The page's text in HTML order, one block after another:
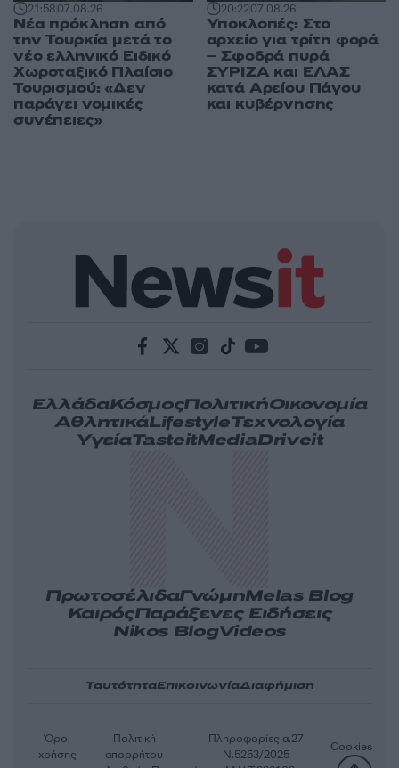
21:5807.08.26
Νέα πρόκληση από
την Τουρκία μετά το
νέο ελληνικό Ειδικό
Χωροταξικό Πλαίσιο
Τουρισμού: «Δεν
παράγει νομικές
συνέπειες»
20:2207.08.26
Υποκλοπές: Στο
αρχείο για τρίτη φορά
– Σφοδρά πυρά
ΣΥΡΙΖΑ και ΕΛΑΣ
κατά Αρείου Πάγου
και κυβέρνησης
ΕλλάδαΚόσμοςΠολιτικήΟικονομία
ΑθλητικάLifestyleΤεχνολογία
ΥγείαTasteitMediaDriveit
ΠρωτοσέλιδαΓνώμηMelas Blog
ΚαιρόςΠαράξενες Ειδήσεις
Nikos BlogVideos
ΤαυτότηταΕπικοινωνίαΔιαφήμιση
Όροι
χρήσης
Πολιτική
απορρήτου
Πληροφορίες α.27
Ν.5253/2025
Cookies